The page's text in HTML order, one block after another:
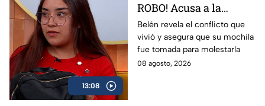
13:08
ROBO! Acusa a la
hermana de su
padrastro de quitarle
su mochila
Belén revela el conflicto que
vivió y asegura que su mochila
fue tomada para molestarla
08 agosto, 2026